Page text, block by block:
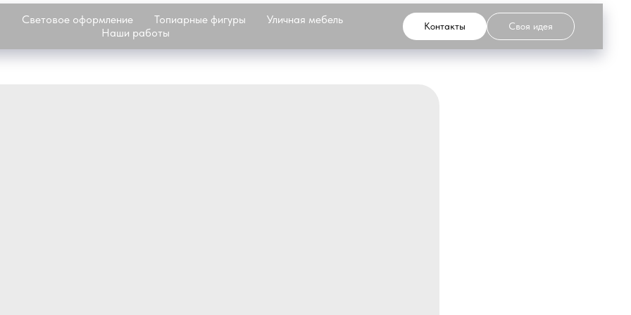
Световое оформление Топиарные фигуры
Уличная мебель
Наши работы
Контакты Своя идея